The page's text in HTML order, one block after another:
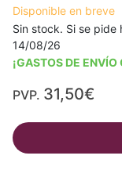
Disponible en breve
Sin stock. Si se pide
14/08/26
¡GASTOS DE ENVÍO
PVP. 31,50€